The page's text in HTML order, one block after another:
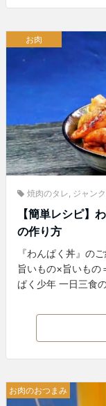
お肉
焼肉のタレ ジャン
【簡単レシピ】
の作り方
『わんぱく丼』の
旨いもの×旨いもの
ぱく少年 一日三食
お肉のおつまみ